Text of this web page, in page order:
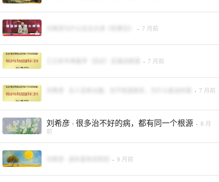
· 7 月前
· 7 月前
· 7 月前
刘希彦 · 很多治不好的病，都有同一个根源 · 8 月
前
· 9 月前